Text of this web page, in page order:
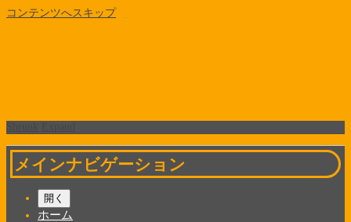
コンテンツへスキップ
メインナビゲーション
開く
ホーム